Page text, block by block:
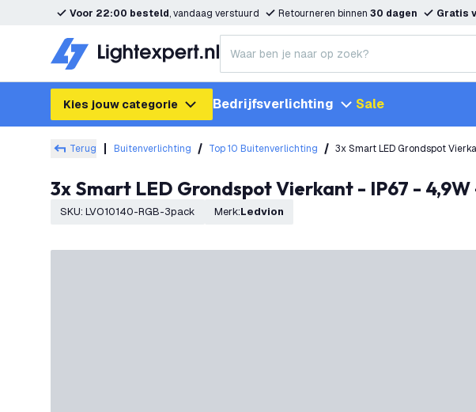
Voor 22:00 besteld, vandaag verstuurd Retourneren binnen 30 dagen Gratis
Kies jouw categorie Bedrijfsverlichting Sale
Terug Buitenverlichting Top 10 Buitenverlichting 3x Smart LED Grondspot
3x Smart LED Grondspot Vierkant - IP67 -
SKU: LVO10140-RGB-3pack Merk: Ledvion